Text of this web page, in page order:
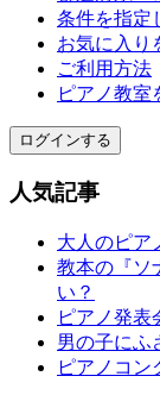
条件を指定
お気に入り
ご利用方法
ピアノ教室
ログインする
人気記事
大人のピア
教本の『ソ
い？
ピアノ発表
男の子にふ
ピアノコン